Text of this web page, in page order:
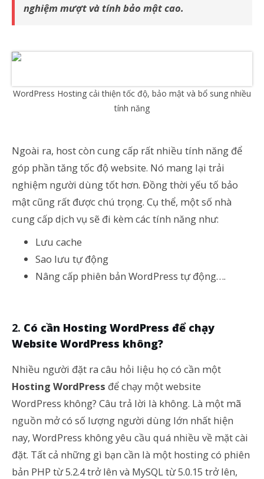
nghiệm mượt và tính bảo mật cao.
WordPress Hosting cải thiện tốc độ, bảo mật và bổ sung nhiều
tính năng
Ngoài ra, host còn cung cấp rất nhiều tính năng để
góp phần tăng tốc độ website. Nó mang lại trải
nghiệm người dùng tốt hơn. Đồng thời yếu tố bảo
mật cũng rất được chú trọng. Cụ thể, một số nhà
cung cấp dịch vụ sẽ đi kèm các tính năng như:
Lưu cache
Sao lưu tự động
Nâng cấp phiên bản WordPress tự động….
Có cần Hosting WordPress để chạy
Website WordPress không?
Nhiều người đặt ra câu hỏi liệu họ có cần một
Hosting WordPress để chạy một website
WordPress không? Câu trả lời là không. Là một mã
nguồn mở có số lượng người dùng lớn nhất hiện
nay, WordPress không yêu cầu quá nhiều về mặt cài
đặt. Tất cả những gì bạn cần là một hosting có phiên
bản PHP từ 5.2.4 trở lên và MySQL từ 5.0.15 trở lên,